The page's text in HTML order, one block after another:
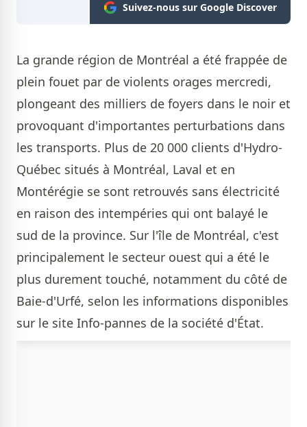
Suivez-nous sur Google Discover
La grande région de Montréal a été frappée de
plein fouet par de violents orages mercredi,
plongeant des milliers de foyers dans le noir et
provoquant d'importantes perturbations dans
les transports. Plus de 20 000 clients d'Hydro-
Québec situés à Montréal, Laval et en
Montérégie se sont retrouvés sans électricité
en raison des intempéries qui ont balayé le
sud de la province. Sur l'île de Montréal, c'est
principalement le secteur ouest qui a été le
plus durement touché, notamment du côté de
Baie-d'Urfé, selon les informations disponibles
sur le site Info-pannes de la société d'État.